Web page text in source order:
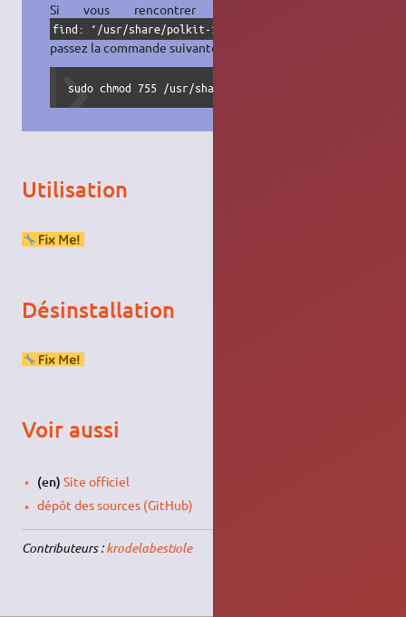
Si vous rencontrer l'erreur
find: ‘/usr/share/polkit-1/rules.d’: Permission non
passez la commande suivante :
sudo chmod 755 /usr/share/polkit-1/rules.d
Utilisation
Désinstallation
Voir aussi
(en) Site officiel
dépôt des sources (GitHub)
Contributeurs :krodelabestiole